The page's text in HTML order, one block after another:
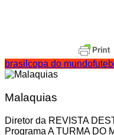
brasil copa do mundo
Malaquias
Diretor da REVISTA
Programa A TURMA DO